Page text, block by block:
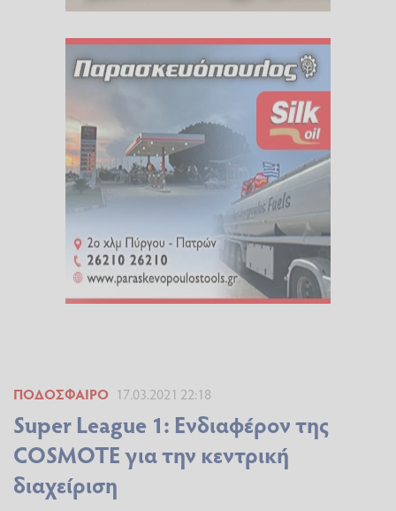
ΠΟΔΌΣΦΑΙΡΟ 17.03.2021 22:18
Super League 1: Eνδιαφέρον της
COSMOTE για την κεντρική
διαχείριση